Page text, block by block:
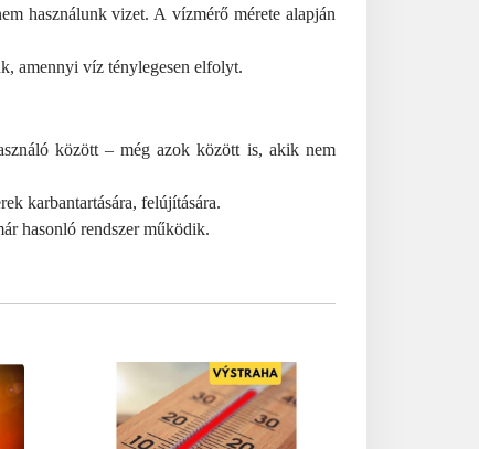
használunk vizet. A vízmérő mérete alapján
amennyi víz ténylegesen elfolyt.
között – még azok között is, akik nem
karbantartására, felújítására.
hasonló rendszer működik.